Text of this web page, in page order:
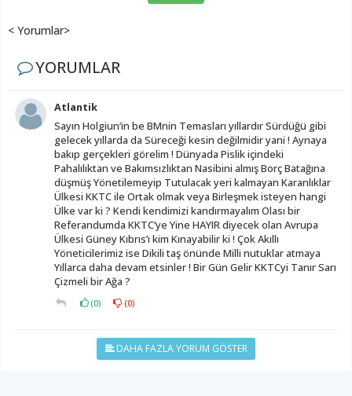
< Yorumlar>
YORUMLAR
Atlantik
Sayın Holgiun’in be BMnin Temasları yıllardır Sürdüğü gibi
gelecek yıllarda da Süreceği kesin değilmidir yani ! Aynaya
bakıp gerçekleri görelim ! Dünyada Pislik içindeki
Pahalılıktan ve Bakımsızlıktan Nasibini almış Borç Batağına
düşmüş Yönetilemeyip Tutulacak yeri kalmayan Karanlıklar
Ülkesi KKTC ile Ortak olmak veya Birleşmek isteyen hangi
Ülke var ki ? Kendi kendimizi kandırmayalım Olası bir
Referandumda KKTC’ye Yine HAYIR diyecek olan Avrupa
Ülkesi Güney Kıbrıs’ı kim Kınayabilir ki ! Çok Akıllı
Yöneticilerimiz ise Dikili taş önünde Milli nutuklar atmaya
Yıllarca daha devam etsinler ! Bir Gün Gelir KKTCyi Tanır Sarı
Çizmeli bir Ağa ?
(0) (0)
DAHA FAZLA YORUM GÖSTER